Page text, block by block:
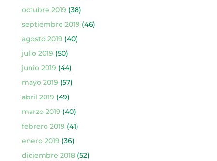
octubre 2019 (38)
septiembre 2019 (46)
agosto 2019 (40)
julio 2019 (50)
junio 2019 (44)
mayo 2019 (57)
abril 2019 (49)
marzo 2019 (40)
febrero 2019 (41)
enero 2019 (36)
diciembre 2018(52)